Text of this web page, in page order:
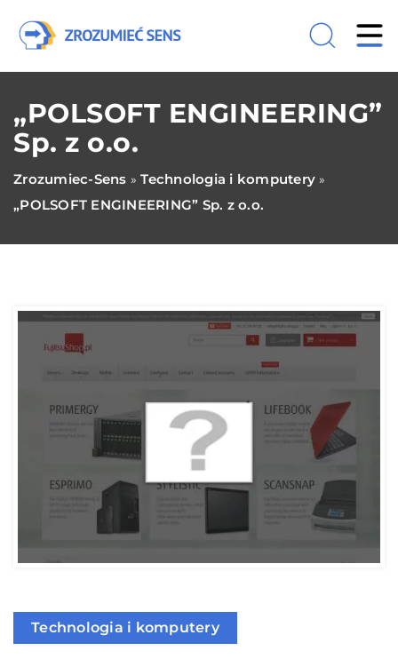
„POLSOFT ENGINEERING”
Sp. z o.o.
Zrozumiec-Sens »Technologia i komputery »
„POLSOFT ENGINEERING” Sp. z o.o.
Technologia i komputery